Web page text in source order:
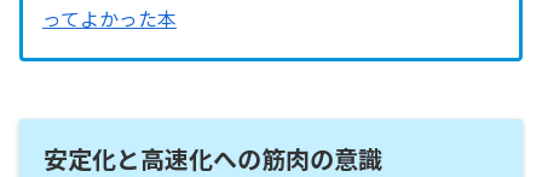
ってよかった本
安定化と高速化への筋肉の意識